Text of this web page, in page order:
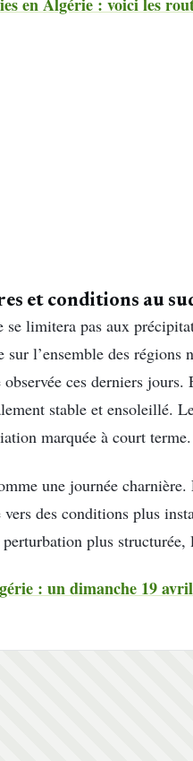
et conditions au
se limitera pas aux
sur l’ensemble des
ces derniers
stable et ensoleillé.
marquée à court terme.
une journée
des conditions plus
plus
: un dimanche 19